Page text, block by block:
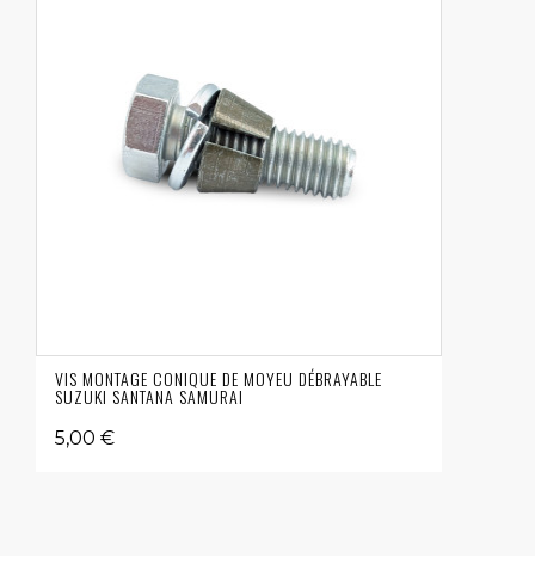
VIS MONTAGE CONIQUE DE MOYEU DÉBRAYABLE
SUZUKI SANTANA SAMURAI
5,00 €